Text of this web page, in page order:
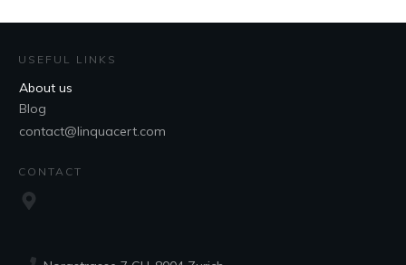
USEFUL LINKS
About us
Blog
contact@linquacert.com
CONTACT